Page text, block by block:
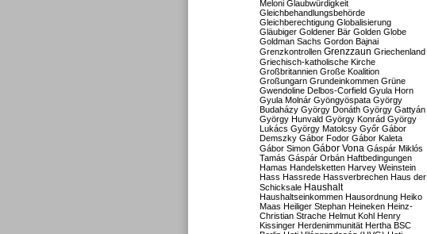
Meloni Glaubwürdigkeit
Gleichbehandlungsbehörde
Gleichberechtigung Globalisierung
Gläubiger Goldener Bär Golden Globe
Goldman Sachs Gordon Bajnai
Grenzkontrollen Grenzzaun Griechenland
Griechisch-katholische Kirche
Großbritannien Große Koalition
Großungarn Grundeinkommen Grüne
Gwendoline Delbos-Corfield Gyula Horn
Gyula Molnár Gyöngyöspata György
Budaházy György Donáth György Gattyán
György Hunvald György Konrád György
Lukács György Matolcsy Győr Gábor
Demszky Gábor Fodor Gábor Kaleta
Gábor Simon Gábor Vona Gáspár Miklós
Tamás Gáspár Orbán Haftbedingungen
Hamas Handelsketten Harvey Weinstein
Hass Hassrede Hassverbrechen Haus der
Schicksale Haushalt
Haushaltseinkommen Hausordnung Heiko
Maas Heiliger Stephan Heineken Heinz-
Christian Strache Helmut Kohl Henry
Kissinger Herdenimmunität Hertha BSC